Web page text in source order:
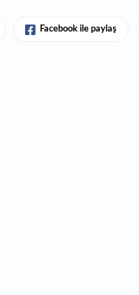
Facebook ile paylaş